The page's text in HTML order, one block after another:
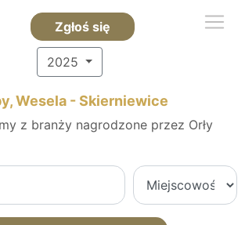
Zgłoś się
2025
Wesela - Skierniewice
z branży nagrodzone przez Orły